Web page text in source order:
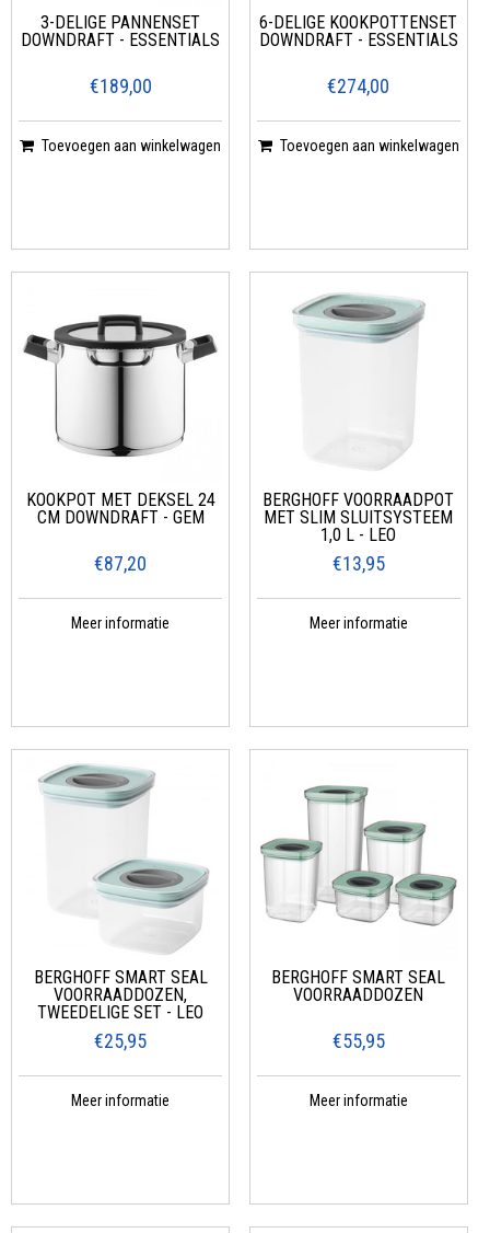
3-DELIGE PANNENSET
DOWNDRAFT - ESSENTIALS
€189,00
Toevoegen aan winkelwagen
6-DELIGE KOOKPOTTENSET
DOWNDRAFT - ESSENTIALS
€274,00
Toevoegen aan winkelwagen
KOOKPOT MET DEKSEL 24
CM DOWNDRAFT - GEM
€87,20
Meer informatie
BERGHOFF VOORRAADPOT
MET SLIM SLUITSYSTEEM
1,0 L - LEO
€13,95
Meer informatie
BERGHOFF SMART SEAL
VOORRAADDOZEN,
TWEEDELIGE SET - LEO
€25,95
Meer informatie
BERGHOFF SMART SEAL
VOORRAADDOZEN
€55,95
Meer informatie